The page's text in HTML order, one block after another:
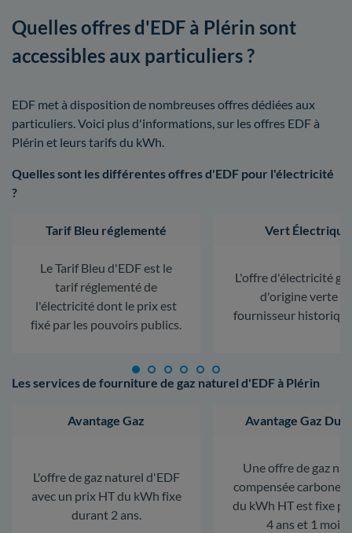
Quelles offres d'EDF à Plérin sont
accessibles aux particuliers ?
EDF met à disposition de nombreuses offres dédiées aux
particuliers. Voici plus d'informations, sur les offres EDF à
Plérin et leurs tarifs du kWh.
Quelles sont les différentes offres d'EDF pour l'électricité
?
Tarif Bleu réglementé
Le Tarif Bleu d'EDF est le
tarif réglementé de
l'électricité dont le prix est
fixé par les pouvoirs publics.
Vert Électrique
L'offre d'électricité
d'origine verte
fournisseur
Les services de fourniture de gaz naturel d'EDF à Plérin
Avantage Gaz
L'offre de gaz naturel d'EDF
avec un prix HT du kWh fixe
durant 2 ans.
Avantage Gaz
Une offre de gaz
compensée carbone.
du kWh HT est fixe
4 ans et 1 mois.